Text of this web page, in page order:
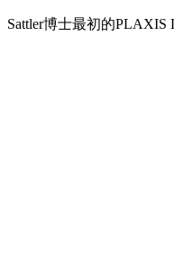
Sattler博士最初的PLAXIS